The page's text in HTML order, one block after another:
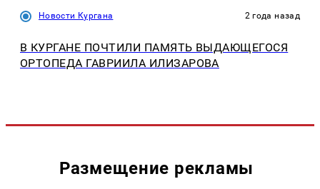
Новости Кургана 2 года назад
В КУРГАНЕ ПОЧТИЛИ ПАМЯТЬ ВЫДАЮЩЕГОСЯ
ОРТОПЕДА ГАВРИИЛА ИЛИЗАРОВА
Размещение рекламы